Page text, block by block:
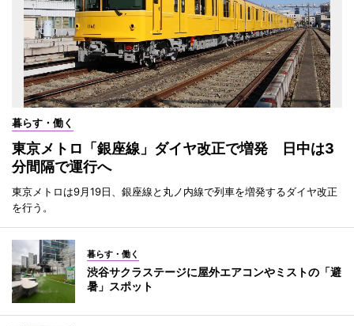
暮らす・働く
東京メトロ「銀座線」ダイヤ改正で増発 日中は3
分間隔で運行へ
東京メトロは9月19日、銀座線と丸ノ内線で列車を増発するダイヤ改正
を行う。
暮らす・働く
渋谷サクラステージに屋外エアコンやミストの「避
暑」スポット